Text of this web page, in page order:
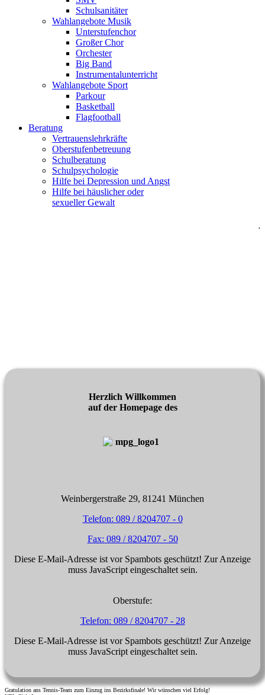
Schulsanitäter
Wahlangebote Musik
Unterstufenchor
Großer Chor
Orchester
Big Band
Instrumentalunterricht
Wahlangebote Sport
Parkour
Basketball
Flagfootball
Beratung
Vertrauenslehrkräfte
Oberstufenbetreuung
Schulberatung
Schulpsychologie
Hilfe bei Depression und Angst
Hilfe bei häuslicher oder
sexueller Gewalt
.
Herzlich Willkommen
auf der Homepage des
Weinbergerstraße 29, 81241 München
Telefon: 089 / 8204707 - 0
Fax: 089 / 8204707 - 50
Diese E-Mail-Adresse ist vor Spambots geschützt! Zur Anzeige
muss JavaScript eingeschaltet sein.
Oberstufe:
Telefon: 089 / 8204707 - 28
Diese E-Mail-Adresse ist vor Spambots geschützt! Zur Anzeige
muss JavaScript eingeschaltet sein.
Gratulation ans Tennis-Team zum Einzug ins Bezirksfinale! Wir wünschen viel Erfolg!